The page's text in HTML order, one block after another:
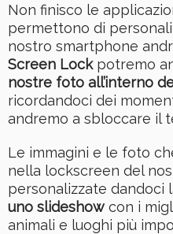
Non finisco le
permettono di
nostro smartphone
Screen Lockpotremo
nostre foto all’interno
ricordandoci dei
andremo a sbloccare il
Le immagini e le foto
nella lockscreen del
personalizzate dandoci
uno slideshowcon i
animali e luoghi più